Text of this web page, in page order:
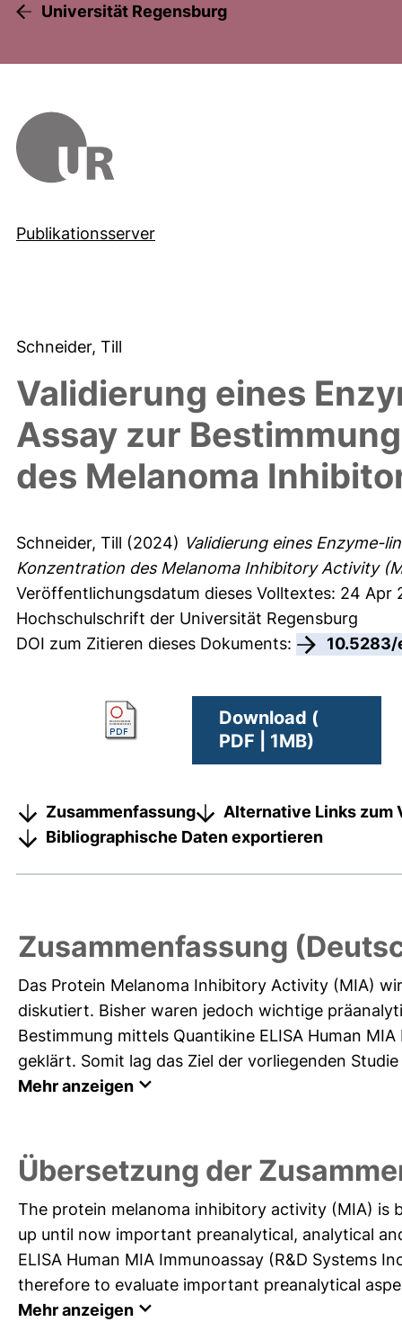
Universität Regensburg
Publikationsserver
Schneider, Till
Validierung eines
Assay zur
des Melanoma
Schneider, Till (2024) Validierung eines Enzyme-
Konzentration des Melanoma Inhibitory Activity
Veröffentlichungsdatum dieses Volltextes: 24 Apr
Hochschulschrift der Universität Regensburg
DOI zum Zitieren dieses Dokuments:
10.5283/
Download (
PDF | 1MB)
Zusammenfassung
Alternative Links zum
Bibliographische Daten exportieren
Zusammenfassung
Das Protein Melanoma Inhibitory Activity (MIA)
diskutiert. Bisher waren jedoch wichtige
Bestimmung mittels Quantikine ELISA Human
geklärt. Somit lag das Ziel der vorliegenden
Mehr anzeigen
Übersetzung der
The protein melanoma inhibitory activity (MIA) is
up until now important preanalytical, analytical
ELISA Human MIA Immunoassay (R&D Systems
therefore to evaluate important preanalytical
Mehr anzeigen